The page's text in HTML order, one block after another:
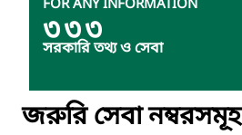
FOR ANY INFORMATION
৩৩৩
সরকারি তথ্য ও সেবা
জরুরি সেবা নম্বরসমূহ